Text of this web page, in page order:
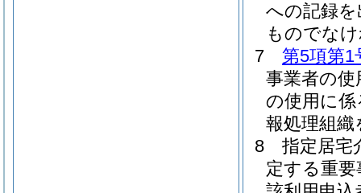
への記録
ものでな
7
第5項第1
事業者の
の使用に
報処理組織
8
指定居宅
定する重